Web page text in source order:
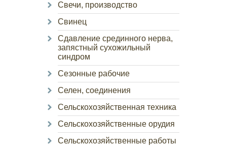
Свечи, производство
Свинец
Сдавление срединного нерва,
запястный сухожильный
синдром
Сезонные рабочие
Селен, соединения
Сельскохозяйственная техника
Сельскохозяйственные орудия
Сельскохозяйственные работы